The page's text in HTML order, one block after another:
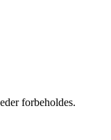
forbeholdes.